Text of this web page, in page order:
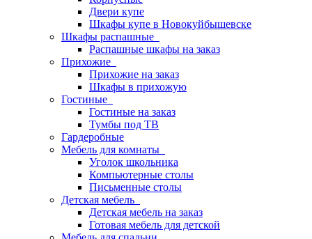
Двери купе
Шкафы купе в Новокуйбышевске
Шкафы распашные
Распашные шкафы на заказ
Прихожие
Прихожие на заказ
Шкафы в прихожую
Гостиные
Гостиные на заказ
Тумбы под ТВ
Гардеробные
Мебель для комнаты
Уголок школьника
Компьютерные столы
Письменные столы
Детская мебель
Детская мебель на заказ
Готовая мебель для детской